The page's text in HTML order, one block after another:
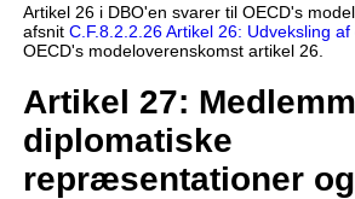
Artikel 26 i DBO'en svarer til OECD's
afsnit C.F.8.2.2.26 Artikel 26: Udveksling
OECD's modeloverenskomst artikel 26.
Artikel 27:
diplomatiske
repræsentationer og